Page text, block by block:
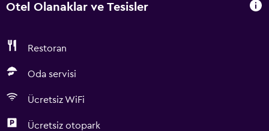
Otel Olanaklar ve Tesisler
Restoran
Oda servisi
Ücretsiz WiFi
Ücretsiz otopark